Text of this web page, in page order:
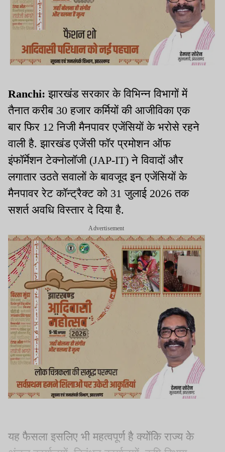
Ranchi: झारखंड सरकार के विभिन्न विभागों में
तैनात करीब 30 हजार कर्मियों की आजीविका एक
बार फिर 12 निजी मैनपावर एजेंसियों के भरोसे रहने
वाली है. झारखंड एजेंसी फॉर प्रमोशन ऑफ
इंफॉर्मेशन टेक्नोलॉजी (JAP-IT) ने विवादों और
लगातार उठते सवालों के बावजूद इन एजेंसियों के
मैनपावर रेट कॉन्ट्रैक्ट को 31 जुलाई 2026 तक
सशर्त अवधि विस्तार दे दिया है.
Advertisement
यह फैसला इसलिए भी महत्वपूर्ण है क्योंकि राज्य के